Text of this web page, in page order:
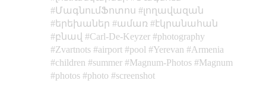
ՄագնումՖոտոս
լողավազան
երեխաներ
ամառ
էկրանահան
բնավ
Carl-De-Keyzer
photography
Zvartnots
airport pool Yerevan
Armenia
children
summer Magnum-Photos
Magnum
photos
photo screenshot